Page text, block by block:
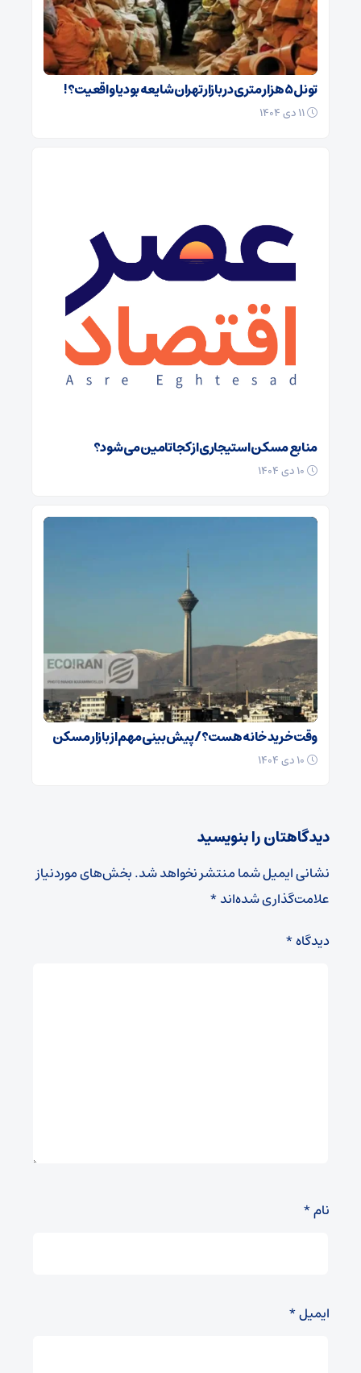
تونل ۵ هزار متری در بازار تهران شایعه بود یا واقعیت؟!
منابع مسکن استیجاری از کجا تامین می شود؟
وقت خرید خانه هست؟/ پیش بینی مهم از بازار مسکن
دیدگاهتان را بنویسید
نشانی ایمیل شما منتشر نخواهد شد.بخش‌های موردنیاز
علامت‌گذاری شده‌اند*
دیدگاه*
نام*
ایمیل*